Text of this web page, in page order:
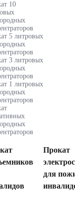
10
5 литровых
3 литровых
1 литровых
Прокат
для